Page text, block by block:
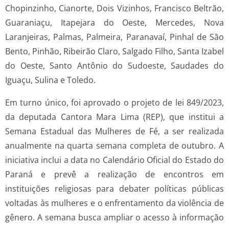
Chopinzinho, Cianorte, Dois Vizinhos, Francisco Beltrão,
Guaraniaçu, Itapejara do Oeste, Mercedes, Nova
Laranjeiras, Palmas, Palmeira, Paranavaí, Pinhal de São
Bento, Pinhão, Ribeirão Claro, Salgado Filho, Santa Izabel
do Oeste, Santo Antônio do Sudoeste, Saudades do
Iguaçu, Sulina e Toledo.
Em turno único, foi aprovado o projeto de lei 849/2023,
da deputada Cantora Mara Lima (REP), que institui a
Semana Estadual das Mulheres de Fé, a ser realizada
anualmente na quarta semana completa de outubro. A
iniciativa inclui a data no Calendário Oficial do Estado do
Paraná e prevê a realização de encontros em
instituições religiosas para debater políticas públicas
voltadas às mulheres e o enfrentamento da violência de
gênero. A semana busca ampliar o acesso à informação